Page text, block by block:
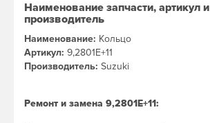
Наименование запчасти, артикул и
производитель
Наименование: Кольцо
Артикул: 9,2801E+11
Производитель: Suzuki
Ремонт и замена 9,2801E+11: